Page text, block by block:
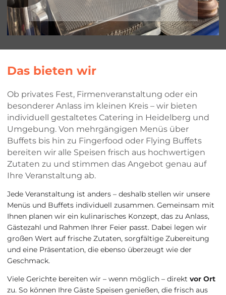
Das bieten wir
Ob privates Fest, Firmenveranstaltung oder ein
besonderer Anlass im kleinen Kreis – wir bieten
individuell gestaltetes Catering in Heidelberg und
Umgebung. Von mehrgängigen Menüs über
Buffets bis hin zu Fingerfood oder Flying Buffets
bereiten wir alle Speisen frisch aus hochwertigen
Zutaten zu und stimmen das Angebot genau auf
Ihre Veranstaltung ab.
Jede Veranstaltung ist anders – deshalb stellen wir unsere
Menüs und Buffets individuell zusammen. Gemeinsam mit
Ihnen planen wir ein kulinarisches Konzept, das zu Anlass,
Gästezahl und Rahmen Ihrer Feier passt. Dabei legen wir
großen Wert auf frische Zutaten, sorgfältige Zubereitung
und eine Präsentation, die ebenso überzeugt wie der
Geschmack.
Viele Gerichte bereiten wir – wenn möglich – direkt vor Ort
zu. So können Ihre Gäste Speisen genießen, die frisch aus